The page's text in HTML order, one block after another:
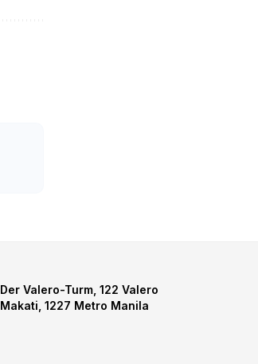
Der Valero-Turm, 122 Valero
Makati, 1227 Metro Manila